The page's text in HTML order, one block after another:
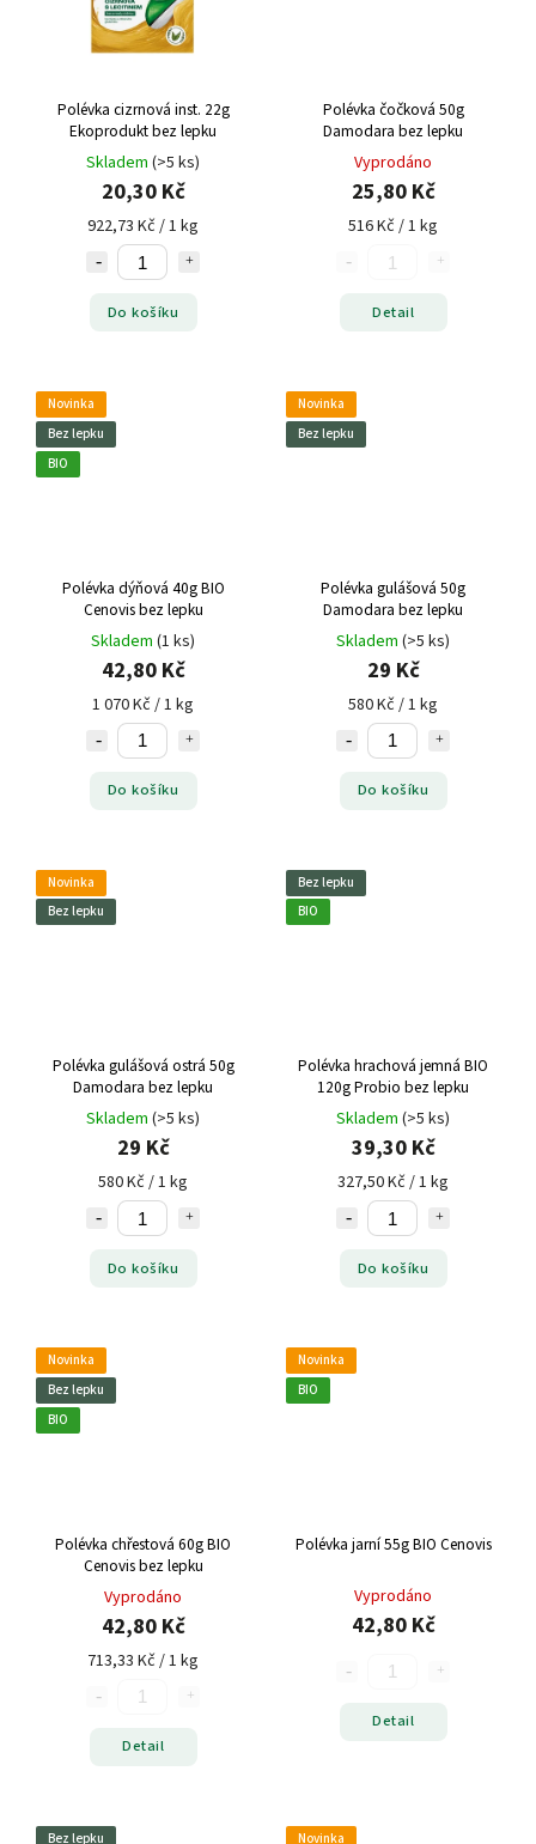
Polévka cizrnová inst. 22g
Ekoprodukt bez lepku
Skladem (>5 ks)
20,30 Kč
922,73 Kč / 1 kg
Do košíku
Polévka čočková 50g
Damodara bez lepku
Vyprodáno
25,80 Kč
516 Kč / 1 kg
Detail
Novinka
Bez lepku
BIO
Polévka dýňová 40g BIO
Cenovis bez lepku
Skladem (1 ks)
42,80 Kč
1 070 Kč / 1 kg
Do košíku
Novinka
Bez lepku
Polévka gulášová 50g
Damodara bez lepku
Skladem (>5 ks)
29 Kč
580 Kč / 1 kg
Do košíku
Novinka
Bez lepku
Polévka gulášová ostrá 50g
Damodara bez lepku
Skladem (>5 ks)
29 Kč
580 Kč / 1 kg
Do košíku
Bez lepku
BIO
Polévka hrachová jemná BIO
120g Probio bez lepku
Skladem (>5 ks)
39,30 Kč
327,50 Kč / 1 kg
Do košíku
Novinka
Bez lepku
BIO
Polévka chřestová 60g BIO
Cenovis bez lepku
Vyprodáno
42,80 Kč
713,33 Kč / 1 kg
Detail
Novinka
BIO
Polévka jarní 55g BIO Cenovis
Vyprodáno
42,80 Kč
Detail
Bez lepku Novinka